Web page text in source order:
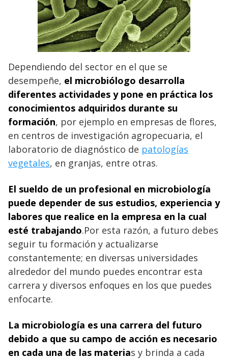
Dependiendo del sector en el que se
desempeñe, el microbiólogo desarrolla
diferentes actividades y pone en práctica los
conocimientos adquiridos durante su
formación, por ejemplo en empresas de flores,
en centros de investigación agropecuaria, el
laboratorio de diagnóstico de patologías
vegetales, en granjas, entre otras.
El sueldo de un profesional en microbiología
puede depender de sus estudios, experiencia y
labores que realice en la empresa en la cual
esté trabajando.Por esta razón, a futuro debes
seguir tu formación y actualizarse
constantemente; en diversas universidades
alrededor del mundo puedes encontrar esta
carrera y diversos enfoques en los que puedes
enfocarte.
La microbiología es una carrera del futuro
debido a que su campo de acción es necesario
en cada una de las materias y brinda a cada